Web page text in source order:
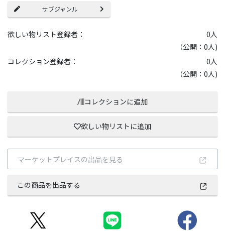
サブジャンル
欲しい物リスト登録者： 0人
（公開：0人)
コレクション登録者：
0人
（公開：0人)
コレクションに追加
欲しい物リストに追加
マーケットプレイスの出品を見る
この商品を出品する